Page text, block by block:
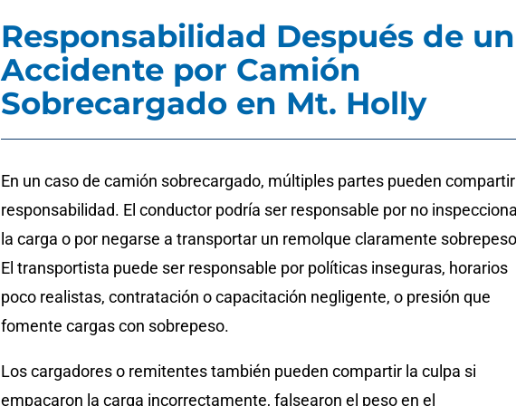
Responsabilidad Después de un
Accidente por Camión
Sobrecargado en Mt. Holly
En un caso de camión sobrecargado, múltiples partes pueden
responsabilidad. El conductor podría ser responsable por no
la carga o por negarse a transportar un remolque claramente
El transportista puede ser responsable por políticas inseguras, horarios
poco realistas, contratación o capacitación negligente, o presión que
fomente cargas con sobrepeso.
Los cargadores o remitentes también pueden compartir la culpa si
empacaron la carga incorrectamente, falsearon el peso en el